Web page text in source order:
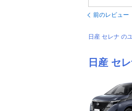
前のレビュー
日産 セレナ の
日産 セ